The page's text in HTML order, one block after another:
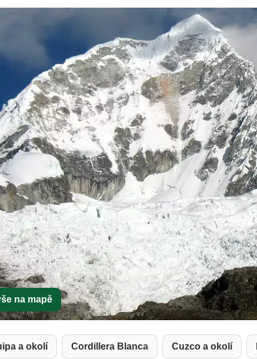
na mapě
a okolí Cordillera Blanca Cuzco a okolí